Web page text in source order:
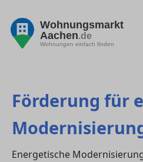
Wohnungsmarkt
Aachen.de
Wohnungen einfach finden
Förderung für
Energetische